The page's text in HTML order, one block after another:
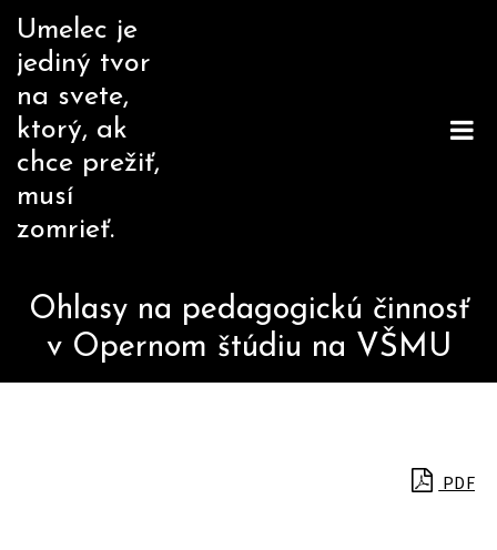
Skip
content
Umelec je
jediný tvor
na svete,
ktorý, ak
chce prežiť,
musí
zomrieť.
Ohlasy na pedagogickú činnosť
v Opernom štúdiu na VŠMU
PDF